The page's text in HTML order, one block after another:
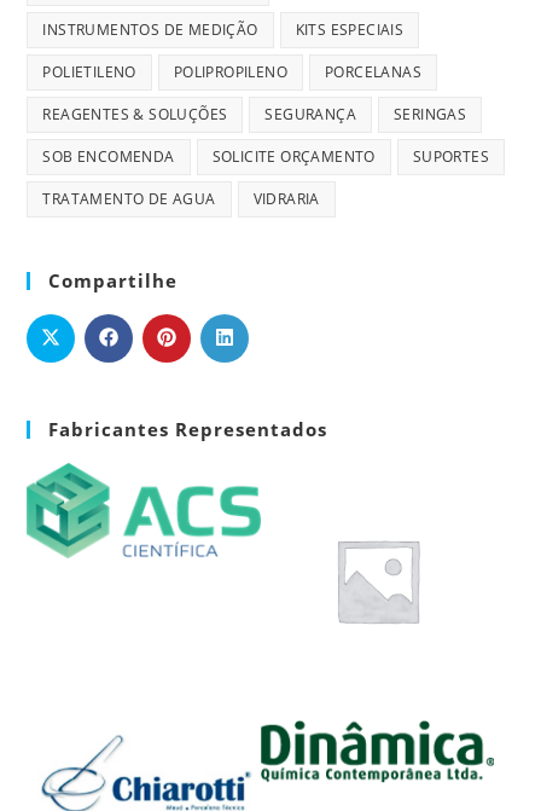
INSTRUMENTOS DE MEDIÇÃO KITS ESPECIAIS
POLIETILENO POLIPROPILENO PORCELANAS
REAGENTES & SOLUÇÕES SEGURANÇA SERINGAS
SOB ENCOMENDA SOLICITE ORÇAMENTO SUPORTES
TRATAMENTO DE AGUA VIDRARIA
Compartilhe
Fabricantes Representados